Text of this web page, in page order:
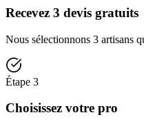
Recevez 3 devis gratuits
Nous sélectionnons 3 artisans
Étape 3
Choisissez votre pro